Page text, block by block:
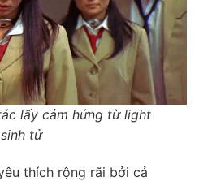
lấy cảm hứng từ light
tử
thích rộng rãi bởi cả